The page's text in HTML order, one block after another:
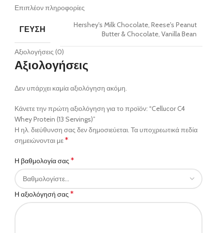
Επιπλέον πληροφορίες
ΓΕΥΣΗ
Hershey's Milk Chocolate, Reese's Peanut
Butter & Chocolate, Vanilla Bean
Αξιολογήσεις (0)
Αξιολογήσεις
Δεν υπάρχει καμία αξιολόγηση ακόμη.
Κάνετε την πρώτη αξιολόγηση για το προϊόν: “Cellucor C4
Whey Protein (13 Servings)”
Η ηλ. διεύθυνση σας δεν δημοσιεύεται. Τα υποχρεωτικά πεδία
σημειώνονται με*
Η βαθμολογία σας *
Η αξιολόγησή σας *